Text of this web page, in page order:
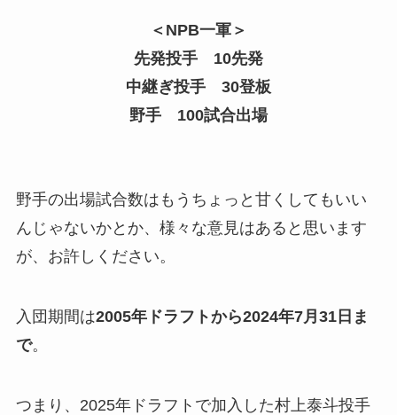
＜NPB一軍＞
先発投手 10先発
中継ぎ投手 30登板
野手 100試合出場
野手の出場試合数はもうちょっと甘くしてもいい
んじゃないかとか、様々な意見はあると思います
が、お許しください。
入団期間は2005年ドラフトから2024年7月31日ま
で。
つまり、2025年ドラフトで加入した村上泰斗投手